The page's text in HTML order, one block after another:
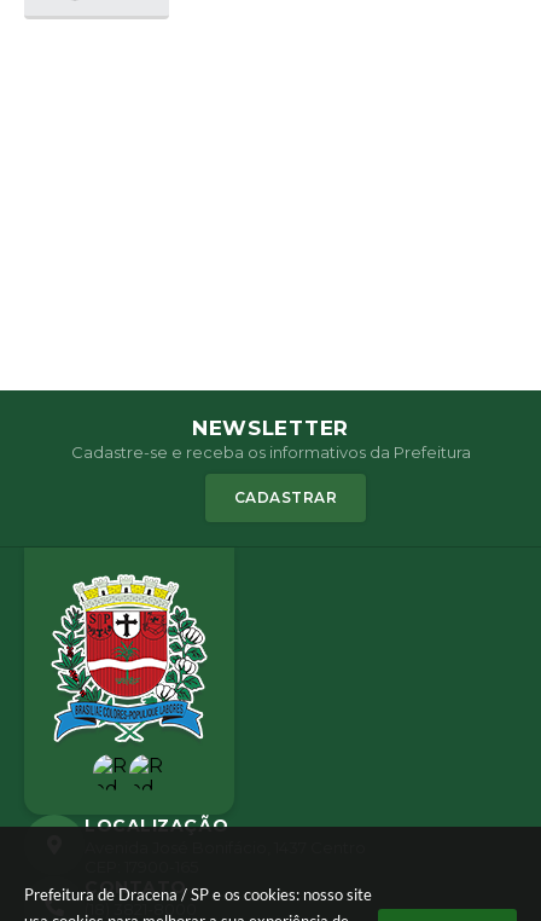
Prefeitura de Dracena / SP e os cookies: nosso site
NEWSLETTER
Cadastre-se e receba os informativos da Prefeitura
CADASTRAR
LOCALIZAÇÃO
CONTATO